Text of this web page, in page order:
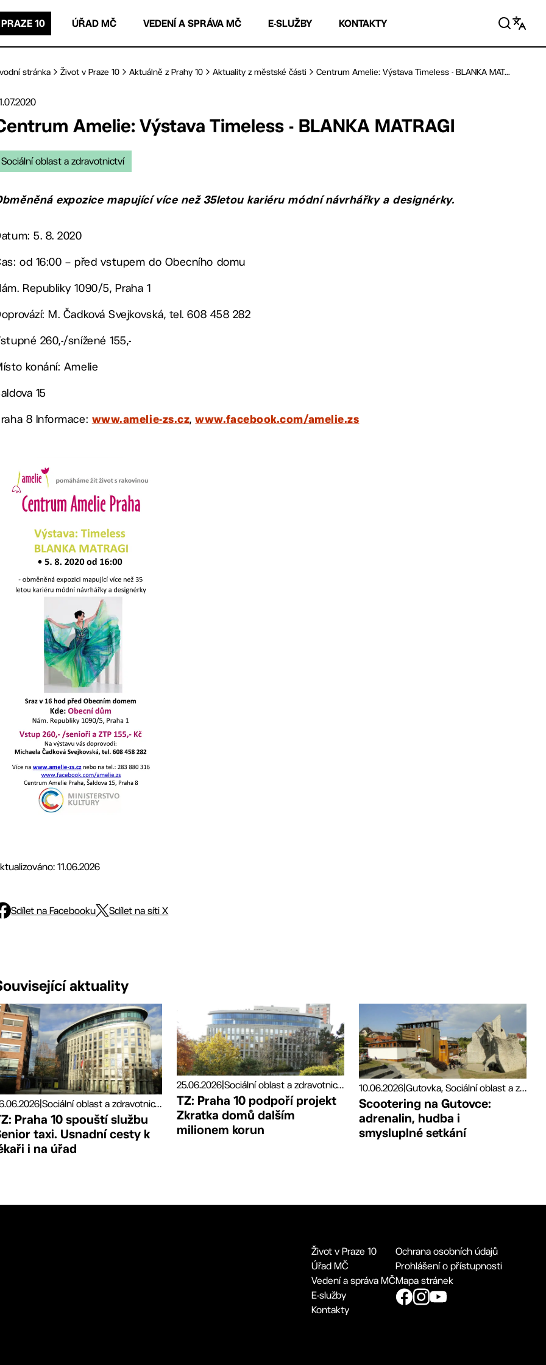
10 ÚŘAD MČ VEDENÍ A SPRÁVA MČ E-SLUŽBY KONTAKTY
stránka Život v Praze 10 Aktuálně z Prahy 10 Aktuality z městské části Centrum Amelie: Výstava Timeless - BLANKA MAT...
Amelie: Výstava Timeless - BLANKA MATRAGI
Sociální oblast a zdravotnictví
expozice mapující více než 35letou kariéru módní návrhářky a designérky.
5. 8. 2020
od 16:00 – před vstupem do Obecního domu
Republiky 1090/5, Praha 1
M. Čadková Svejkovská, tel. 608 458 282
260,-/snížené 155,-
konání: Amelie
15
8 Informace: www.amelie-zs.cz,www.facebook.com/amelie.zs
11.06.2026
Sdílet na Facebooku Sdílet na síti X
aktuality
| Sociální oblast a zdravotnictví, Tiskové zprávy
Praha 10 spouští službu
taxi. Usnadní cesty k
i na úřad
25.06.2026| Sociální oblast a zdravotnictví, Tiskové zprávy
TZ: Praha 10 podpoří projekt
Zkratka domů dalším
milionem korun
10.06.2026| Gutovka, Sociální oblast a zdravotnictví, Sport
Scootering na Gutovce:
adrenalin, hudba i
smysluplné setkání
Život v Praze 10
Úřad MČ
Vedení a správa MČ
E-služby
Kontakty
Ochrana osobních údajů
Prohlášení o přístupnosti
Mapa stránek